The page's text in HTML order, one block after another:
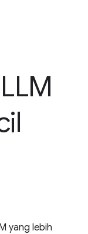
yang lebih